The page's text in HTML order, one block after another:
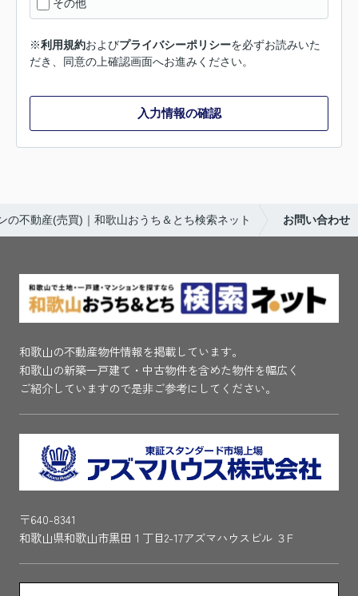
その他
※利用規約およびプライバシーポリシーを必ずお読みいた
だき、同意の上確認画面へお進みください。
入力情報の確認
の不動産(売買)｜和歌山おうち＆とち検索ネット お問い合わせ
和歌山の不動産物件情報を掲載しています。
和歌山の新築一戸建て・中古物件を含めた物件を幅広く
ご紹介していますので是非ご参考にしてください。
〒640-8341
和歌山県和歌山市黒田１丁目2-17アズマハウスビル ３F